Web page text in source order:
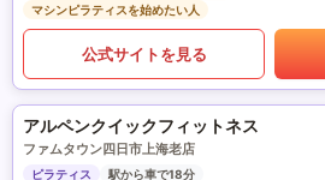
マシンピラティスを始めたい人
公式サイトを見る
アルペンクイックフィットネス
ファムタウン四日市上海老店
ピラティス
駅から車で18分